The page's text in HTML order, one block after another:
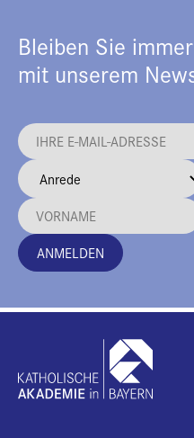
Bleiben Sie
mit unserem
ANMELDEN